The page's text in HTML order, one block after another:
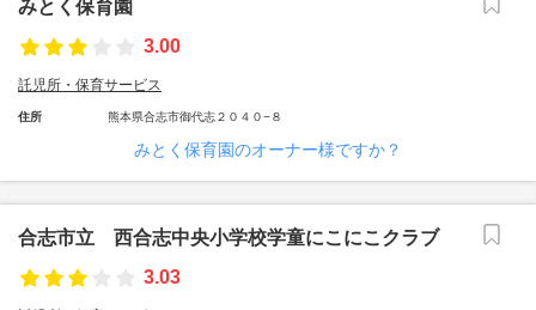
みとく保育園
3.00
託児所・保育サービス
住所 熊本県合志市御代志２０４０−８
みとく保育園のオーナー様ですか？
合志市立 西合志中央小学校学童にこにこクラブ
3.03